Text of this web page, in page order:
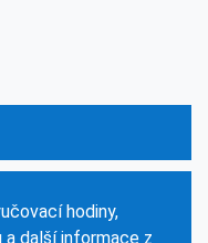
hodiny,
další informace z